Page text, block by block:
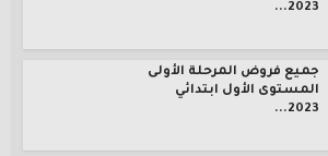
2023...
جميع فروض المرحلة الأولى
المستوى الأول ابتدائي
2023...